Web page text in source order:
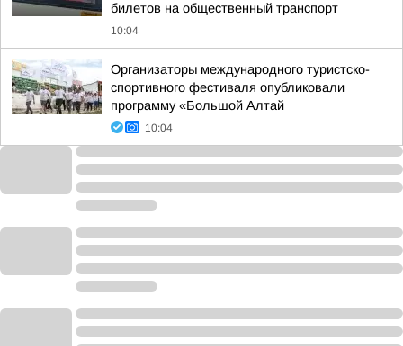
билетов на общественный транспорт
10:04
Организаторы международного туристско-
спортивного фестиваля опубликовали
программу «Большой Алтай
10:04